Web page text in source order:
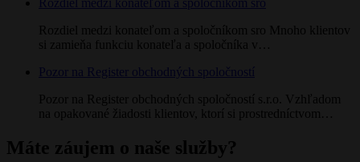
Rozdiel medzi konateľom a spoločníkom sro Mnoho klientov
si zamieňa funkciu konateľa a spoločníka v…
Pozor na Register obchodných spoločností
Pozor na Register obchodných spoločností s.r.o. Vzhľadom
na opakované žiadosti klientov, ktorí si prostredníctvom…
Máte záujem o naše služby?